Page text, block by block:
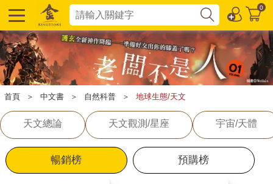
0
首頁 ＞ 中文書 ＞ 自然科普 ＞ 地球生態/天文
天文總論 天文觀測/星座 宇宙/天體
暢銷榜 預購榜